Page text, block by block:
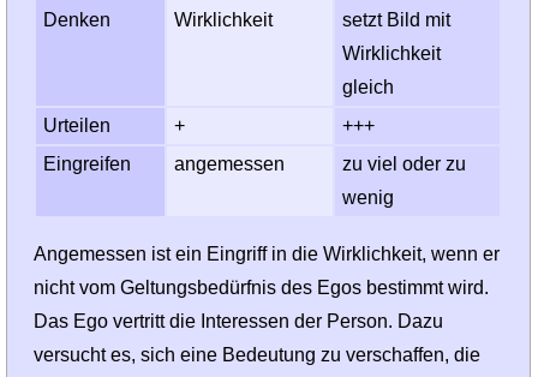
Denken
Wirklichkeit
setzt Bild mit
Wirklichkeit
gleich
Urteilen
+
+++
Eingreifen
angemessen
zu viel oder zu
wenig
Angemessen ist ein Eingriff in die Wirklichkeit, wenn er
nicht vom Geltungsbedürfnis des Egos bestimmt wird.
Das Ego vertritt die Interessen der Person. Dazu
versucht es, sich eine Bedeutung zu verschaffen, die